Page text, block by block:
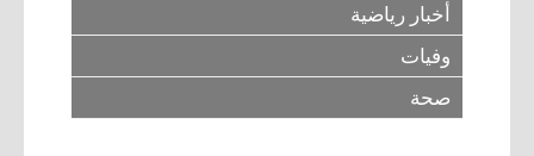
أخبار رياضية
وفيات
صحة